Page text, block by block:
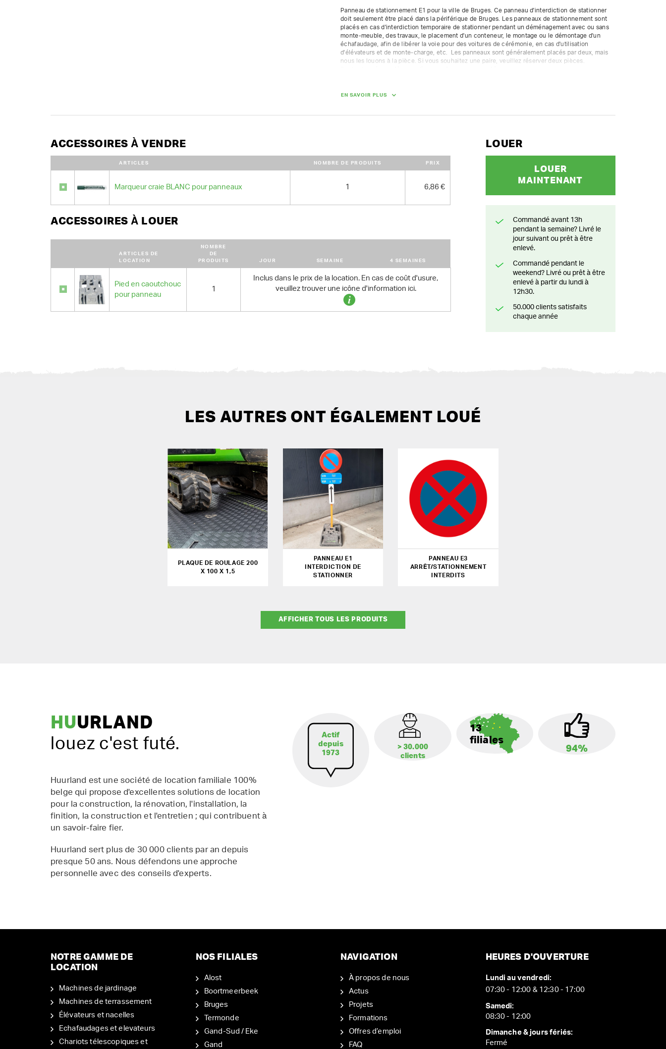
Panneau de stationnement E1 pour la ville de Bruges. Ce panneau d'interdiction de stationner
doit seulement être placé dans la périférique de Bruges. Les panneaux de stationnement sont
placés en cas d'interdiction temporaire de stationner pendant un déménagement avec ou sans
monte-meuble, des travaux, le placement d'un conteneur, le montage ou le démontage d'un
échafaudage, afin de libérer la voie pour des voitures de cérémonie, en cas d'utilisation
d'élévateurs et de monte-charge, etc.  Les panneaux sont généralement placés par deux, mais
heures avant le début des travaux. Avant de placer des panneaux de stationnement, demandez
Demandez-nous aussi nos tarifs de location de longue durée.
EN SAVOIR PLUS
ACCESSOIRES À VENDRE
ARTICLES NOMBRE DE PRODUITS PRIX
Marqueur craie BLANC pour panneaux 1 6,86 €
ACCESSOIRES À LOUER
ARTICLES DE
LOCATION
NOMBRE
DE
PRODUITS
JOUR SEMAINE 4 SEMAINES
Pied en caoutchouc
pour panneau
1
Inclus dans le prix de la location. En cas de coût d'usure,
veuillez trouver une icône d'information ici.
LOUER
LOUER
MAINTENANT
Commandé avant 13h
pendant la semaine? Livré le
jour suivant ou prêt à être
enlevé.
Commandé pendant le
weekend? Livré ou prêt à être
enlevé à partir du lundi à
12h30.
50.000 clients satisfaits
chaque année
LES AUTRES ONT ÉGALEMENT LOUÉ
PLAQUE DE ROULAGE 200
X 100 X 1,5
PANNEAU E1
INTERDICTION DE
STATIONNER
PANNEAU E3
ARRÊT/STATIONNEMENT
INTERDITS
AFFICHER TOUS LES PRODUITS
HUURLAND
louez c'est futé.
Huurland est une société de location familiale 100%
belge qui propose d'excellentes solutions de location
pour la construction, la rénovation, l'installation, la
finition, la construction et l'entretien ; qui contribuent à
un savoir-faire fier.
Huurland sert plus de 30 000 clients par an depuis
presque 50 ans. Nous défendons une approche
personnelle avec des conseils d'experts.
Actif
depuis
1973
> 30.000
clients
13
filiales
94%
NOTRE GAMME DE
LOCATION
Machines de jardinage
Machines de terrassement
Élévateurs et nacelles
Echafaudages et elevateurs
Chariots télescopiques et
NOS FILIALES
Alost
Boortmeerbeek
Bruges
Termonde
Gand-Sud / Eke
Gand
NAVIGATION
À propos de nous
Actus
Projets
Formations
Offres d’emploi
FAQ
HEURES D'OUVERTURE
Lundi au vendredi:
07:30 - 12:00 & 12:30 - 17:00
Samedi:
08:30 - 12:00
Dimanche & jours fériés:
Fermé